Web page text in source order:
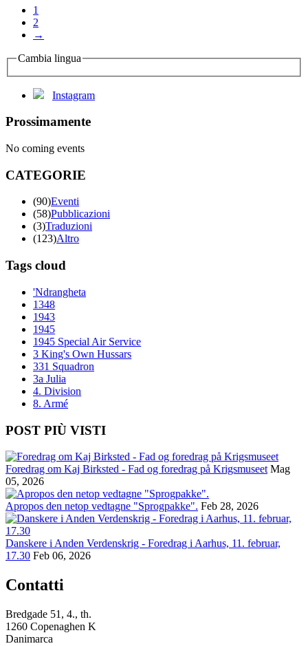
1
2
→
Cambia lingua
Instagram
Prossimamente
No coming events
CATEGORIE
(90)Eventi
(58)Pubblicazioni
(3)Traduzioni
(123)Altro
Tags cloud
'Ndrangheta
1348
1943
1945
1945 Special Air Service
3 King's Own Hussars
331 Squadron
3a Julia
4. Division
8. Armé
POST PIÙ VISTI
Foredrag om Kaj Birksted - Fad og foredrag på Krigsmuseet Mag
05, 2026
Apropos den netop vedtagne "Sprogpakke". Feb 28, 2026
Danskere i Anden Verdenskrig - Foredrag i Aarhus, 11. februar,
17.30 Feb 06, 2026
Contatti
Bredgade 51, 4., th.
1260 Copenaghen K
Danimarca